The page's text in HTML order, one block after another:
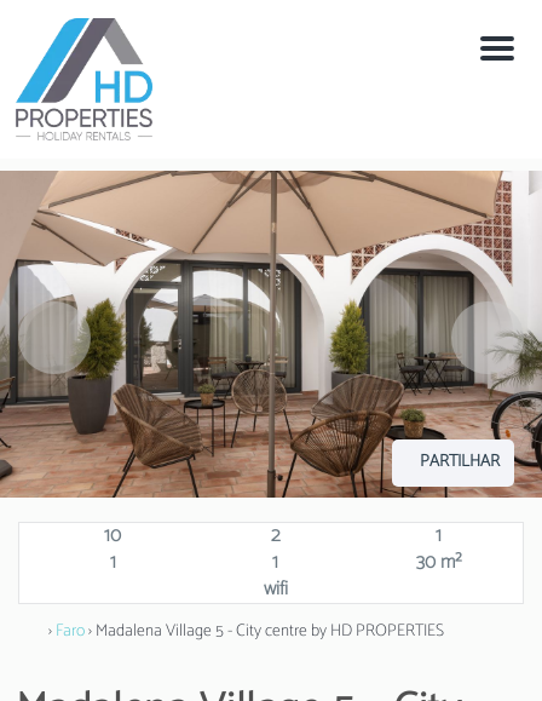
Menú
PARTILHAR
10 2
1
1
1
30 m²
wifi
›Faro› Madalena Village 5 - City centre by HD PROPERTIES